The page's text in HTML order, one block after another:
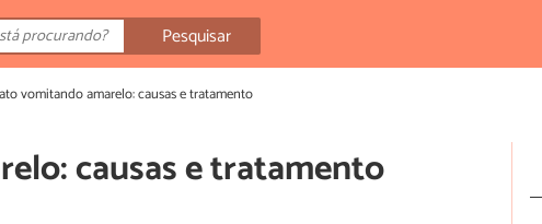
Pesquisar
vomitando amarelo: causas e tratamento
causas e tratamento